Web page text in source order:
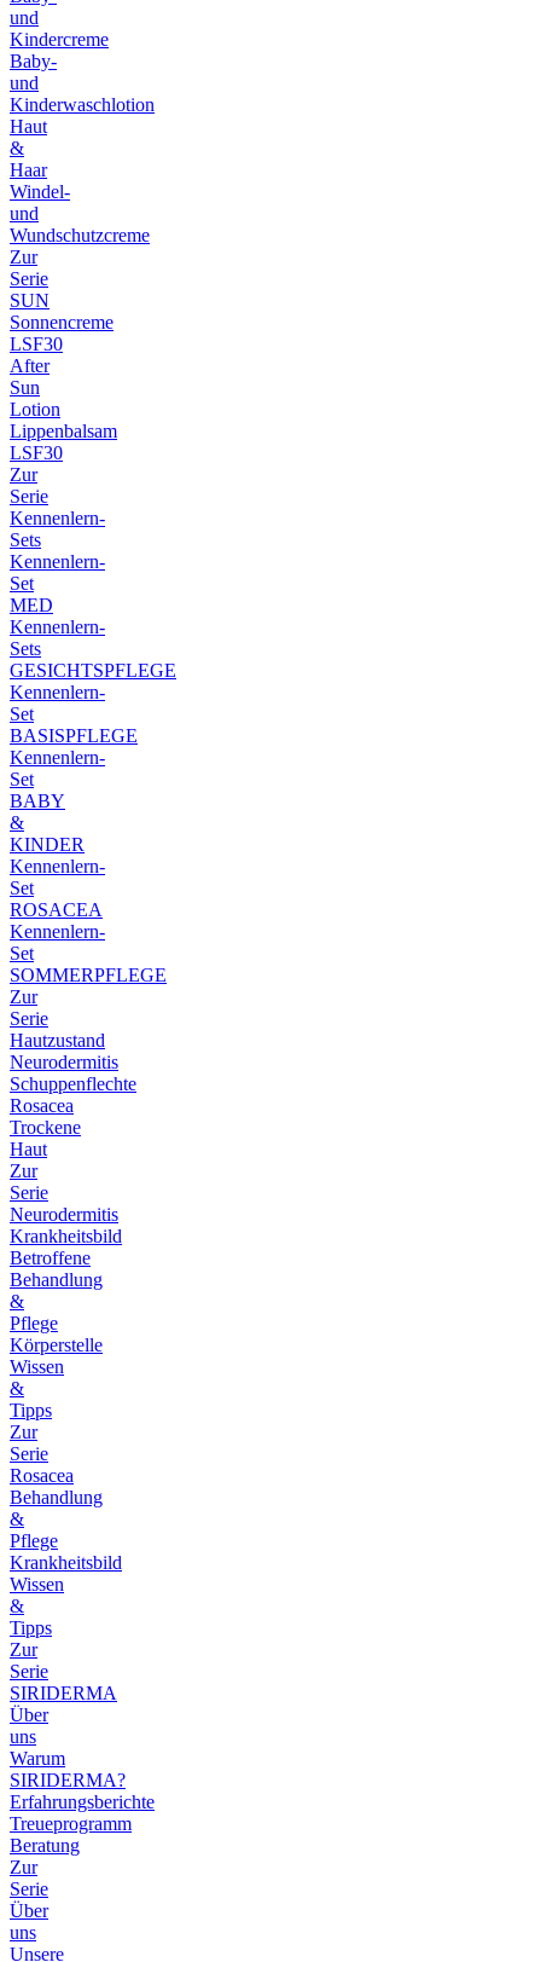
und
Kindercreme
Baby-
und
Kinderwaschlotion
Haut
&
Haar
Windel-
und
Wundschutzcreme
Zur
Serie
SUN
Sonnencreme
LSF30
After
Sun
Lotion
Lippenbalsam
LSF30
Zur
Serie
Kennenlern-
Sets
Kennenlern-
Set
MED
Kennenlern-
Sets
GESICHTSPFLEGE
Kennenlern-
Set
BASISPFLEGE
Kennenlern-
Set
BABY
&
KINDER
Kennenlern-
Set
ROSACEA
Kennenlern-
Set
SOMMERPFLEGE
Zur
Serie
Hautzustand
Neurodermitis
Schuppenflechte
Rosacea
Trockene
Haut
Zur
Serie
Neurodermitis
Krankheitsbild
Betroffene
Behandlung
&
Pflege
Körperstelle
Wissen
&
Tipps
Zur
Serie
Rosacea
Behandlung
&
Pflege
Krankheitsbild
Wissen
&
Tipps
Zur
Serie
SIRIDERMA
Über
uns
Warum
SIRIDERMA?
Erfahrungsberichte
Treueprogramm
Beratung
Zur
Serie
Über
uns
Unsere